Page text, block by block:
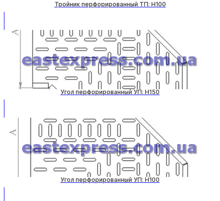
Тройник перфорированный ТП: H100
Угол перфорированный УП: H150
Угол перфорированный УП: H100